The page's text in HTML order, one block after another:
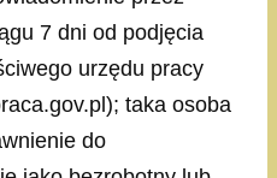
7 dni od podjęcia
urzędu pracy
taka osoba
do